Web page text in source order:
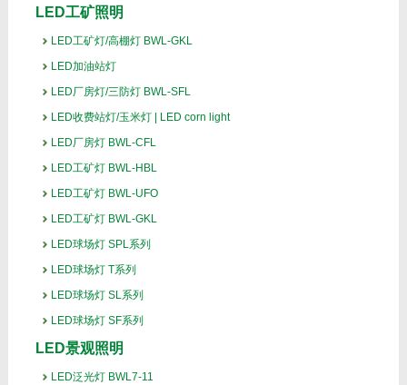
LED工矿照明
LED工矿灯/高棚灯 BWL-GKL
LED加油站灯
LED厂房灯/三防灯 BWL-SFL
LED收费站灯/玉米灯 | LED corn light
LED厂房灯 BWL-CFL
LED工矿灯 BWL-HBL
LED工矿灯 BWL-UFO
LED工矿灯 BWL-GKL
LED球场灯 SPL系列
LED球场灯 T系列
LED球场灯 SL系列
LED球场灯 SF系列
LED景观照明
LED泛光灯 BWL7-11